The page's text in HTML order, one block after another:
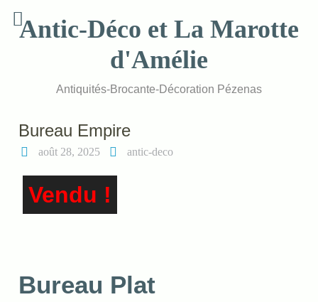
contentAntic-Déco et La Marotte
d'Amélie
Antiquités-Brocante-Décoration Pézenas
Bureau Empire
août 28, 2025 antic-deco
Vendu !
Bureau Plat